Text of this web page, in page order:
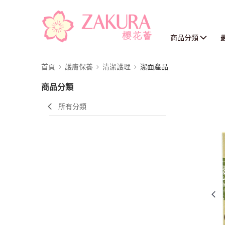
商品分類
首頁 護膚保養 清潔護理 潔面產品
商品分類
所有分類